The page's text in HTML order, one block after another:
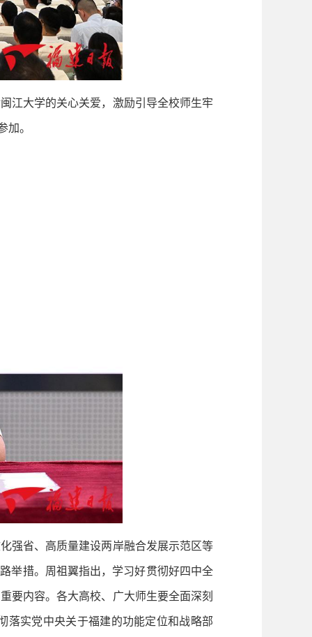
大学的关心关爱，激励引导全校师生牢
加。
省、高质量建设两岸融合发展示范区等
举措。周祖翼指出，学习好贯彻好四中全
要内容。各大高校、广大师生要全面深刻
落实党中央关于福建的功能定位和战略部